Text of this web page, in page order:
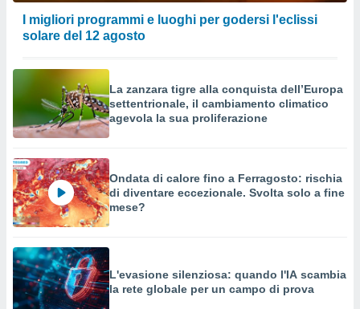
I migliori programmi e luoghi per godersi l'eclissi
solare del 12 agosto
La zanzara tigre alla conquista dell’Europa
settentrionale, il cambiamento climatico
agevola la sua proliferazione
Ondata di calore fino a Ferragosto: rischia
di diventare eccezionale. Svolta solo a fine
mese?
L'evasione silenziosa: quando l'IA scambia
la rete globale per un campo di prova